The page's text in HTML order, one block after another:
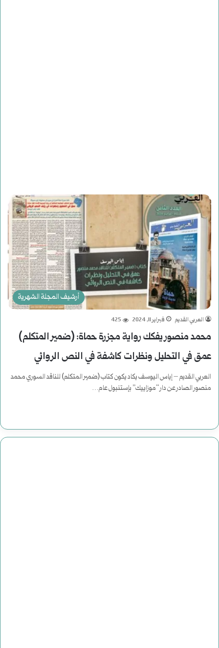
أرشيف المجلة الشهرية
العربي القديم فبراير 11, 2024 425
محمد منصور يفكك رواية مجزرة حماة: (ضمير المتكلم)
عمق في التحليل ونظرات كاشفة في النص الروائي
العربي القديم – إياس اليوسف يكاد يكون كتاب (ضمير المتكلم) للناقد السوري محمد
منصور الصادر عن دار “موزاييك” بإستنبول عام…